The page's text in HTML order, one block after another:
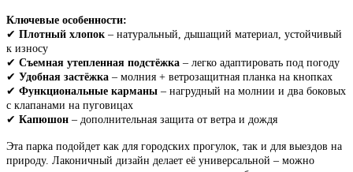
Ключевые особенности:
✔ Плотный хлопок – натуральный, дышащий материал, устойчивый
к износу
✔ Съемная утепленная подстёжка – легко адаптировать под погоду
✔ Удобная застёжка – молния + ветрозащитная планка на кнопках
✔ Функциональные карманы – нагрудный на молнии и два боковых
с клапанами на пуговицах
✔ Капюшон – дополнительная защита от ветра и дождя
Эта парка подойдет как для городских прогулок, так и для выездов на
природу. Лаконичный дизайн делает её универсальной – можно